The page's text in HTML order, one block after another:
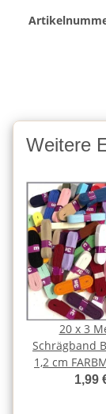
Weitere
20 x 3
Schrägband
1,2 cm
1,99